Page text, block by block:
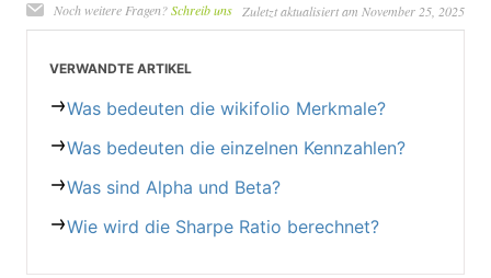
Noch weitere Fragen?Schreib uns Zuletzt aktualisiert am November 25, 2025
VERWANDTE ARTIKEL
Was bedeuten die wikifolio Merkmale?
Was bedeuten die einzelnen Kennzahlen?
Was sind Alpha und Beta?
Wie wird die Sharpe Ratio berechnet?